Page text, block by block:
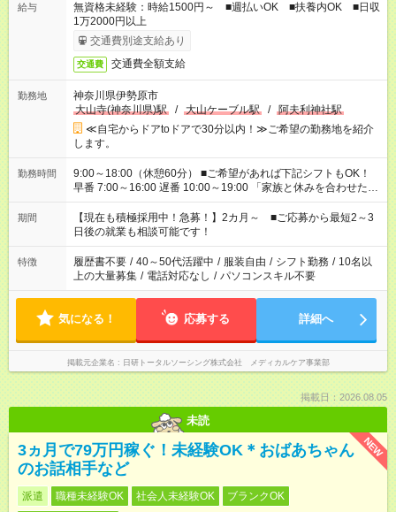
給与
無資格未経験：時給1500円～ ■週払いOK ■扶養内OK ■日収
1万2000円以上
交通費別途支給あり
交通費 交通費全額支給
勤務地
神奈川県伊勢原市
大山寺(神奈川県)駅
/ 大山ケーブル駅 / 阿夫利神社駅
≪自宅からドアtoドアで30分以内！≫ご希望の勤務地を紹介
します。
勤務時間
9:00～18:00（休憩60分） ■ご希望があれば下記シフトもOK！
早番 7:00～16:00 遅番 10:00～19:00 「家族と休みを合わせた
い」 「余裕を持って夕飯の準備がしたい」 「できれば残業はし
たくない」 など、ご希望を教えてくださいね。 ※Wワーク希望
の方へ 今ご覧のお仕事で希望する勤務時間と、もう1つのお仕事
の勤務時間。 合計で週40時間を超える場合は応募できません。
期間
【現在も積極採用中！急募！】2カ月～ ■ご応募から最短2～3
日後の就業も相談可能です！
特徴 履歴書不要 / 40～50代活躍中 / 服装自由 / シフト勤務 / 10名以
上の大量募集 / 電話対応なし / パソコンスキル不要
気になる！ 応募する 詳細へ
掲載元企業名 日研トータルソーシング株式会社 メディカルケア事業部
掲載日：2026.08.05
未読
NEW
3ヵ月で79万円稼ぐ！未経験OK＊おばあちゃん
のお話相手など
派遣 職種未経験OK 社会人未経験OK
ブランクOK